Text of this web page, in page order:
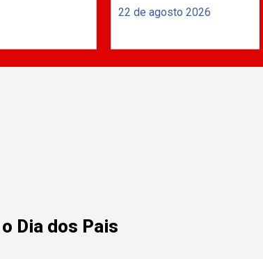
22 de agosto 2026
Dia dos Pais